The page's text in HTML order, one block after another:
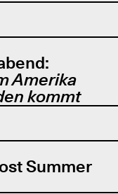
Amerika
kommt
Summer